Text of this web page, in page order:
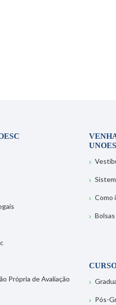
Própria de Avaliação
Como
Pós-